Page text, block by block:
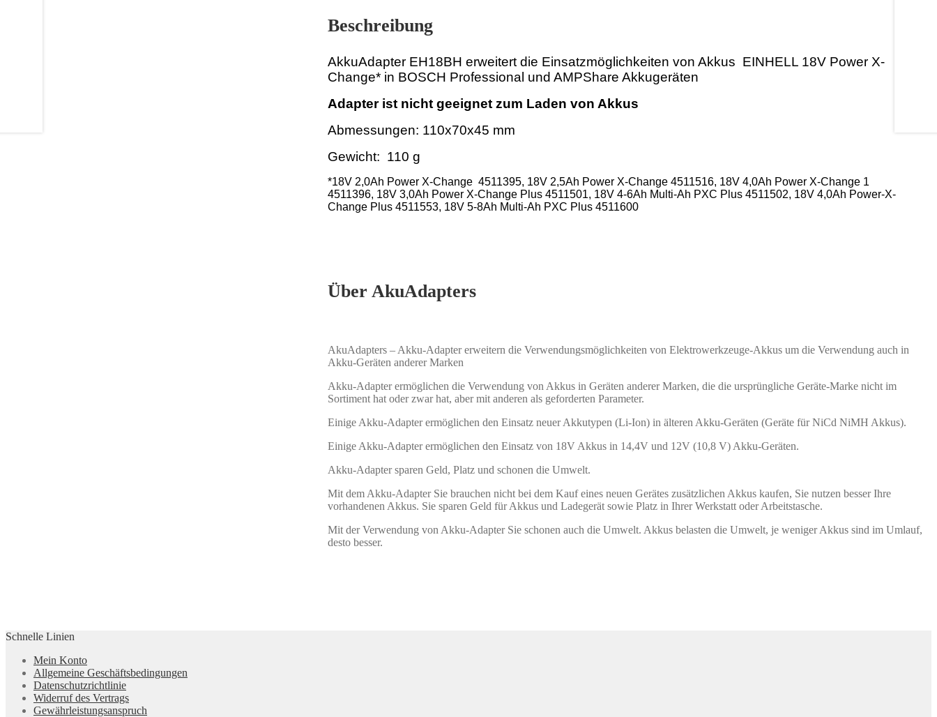
Beschreibung
AkkuAdapter EH18BH erweitert die Einsatzmöglichkeiten von Akkus EINHELL 18V Power X-
Change* in BOSCH Professional und AMPShare Akkugeräten
Adapter ist nicht geeignet zum Laden von Akkus
Abmessungen: 110x70x45 mm
Gewicht: 110 g
*18V 2,0Ah Power X-Change 4511395, 18V 2,5Ah Power X-Change 4511516, 18V 4,0Ah Power X-Change 1
4511396, 18V 3,0Ah Power X-Change Plus 4511501, 18V 4-6Ah Multi-Ah PXC Plus 4511502, 18V 4,0Ah Power-X-
Change Plus 4511553, 18V 5-8Ah Multi-Ah PXC Plus 4511600
Über AkuAdapters
AkuAdapters – Akku-Adapter erweitern die Verwendungsmöglichkeiten von Elektrowerkzeuge-Akkus um die Verwendung auch in
Akku-Geräten anderer Marken
Akku-Adapter ermöglichen die Verwendung von Akkus in Geräten anderer Marken, die die ursprüngliche Geräte-Marke nicht im
Sortiment hat oder zwar hat, aber mit anderen als geforderten Parameter.
Einige Akku-Adapter ermöglichen den Einsatz neuer Akkutypen (Li-Ion) in älteren Akku-Geräten (Geräte für NiCd NiMH Akkus).
Einige Akku-Adapter ermöglichen den Einsatz von 18V Akkus in 14,4V und 12V (10,8 V) Akku-Geräten.
Akku-Adapter sparen Geld, Platz und schonen die Umwelt.
Mit dem Akku-Adapter Sie brauchen nicht bei dem Kauf eines neuen Gerätes zusätzlichen Akkus kaufen, Sie nutzen besser Ihre
vorhandenen Akkus. Sie sparen Geld für Akkus und Ladegerät sowie Platz in Ihrer Werkstatt oder Arbeitstasche.
Mit der Verwendung von Akku-Adapter Sie schonen auch die Umwelt. Akkus belasten die Umwelt, je weniger Akkus sind im Umlauf,
desto besser.
Schnelle Linien
Mein Konto
Allgemeine Geschäftsbedingungen
Datenschutzrichtlinie
Widerruf des Vertrags
Gewährleistungsanspruch